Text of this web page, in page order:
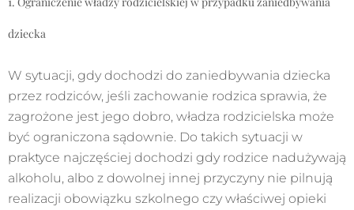
dziecka
W sytuacji, gdy dochodzi do zaniedbywania dziecka
przez rodziców, jeśli zachowanie rodzica sprawia, że
zagrożone jest jego dobro, władza rodzicielska może
być ograniczona sądownie. Do takich sytuacji w
praktyce najczęściej dochodzi gdy rodzice nadużywają
alkoholu, albo z dowolnej innej przyczyny nie pilnują
realizacji obowiązku szkolnego czy właściwej opieki